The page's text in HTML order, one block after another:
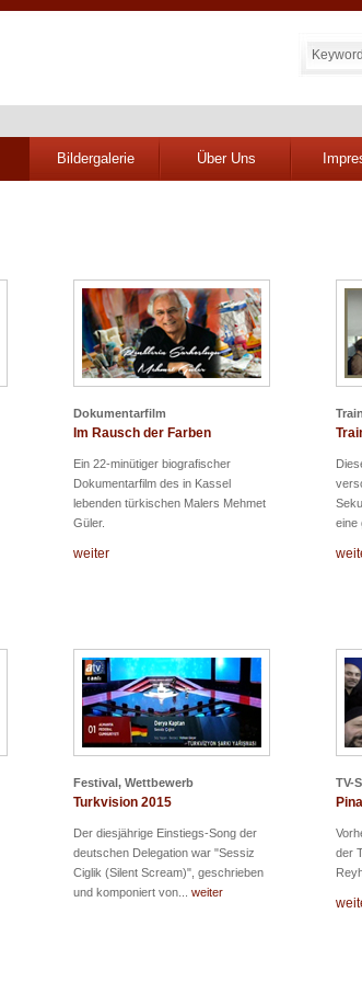
Bildergalerie Über Uns
Dokumentarfilm
Im Rausch der Farben
Ein 22-minütiger biografischer
Dokumentarfilm des in Kassel
lebenden türkischen Malers Mehmet
Güler.
weiter
eine
Festival, Wettbewerb
Turkvision 2015
Der diesjährige Einstiegs-Song der
deutschen Delegation war "Sessiz
Ciglik (Silent Scream)", geschrieben
und komponiert von... weiter
TV-
der